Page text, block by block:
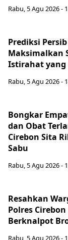
Rabu, 5 Agu 2026 -
Prediksi
Maksimalkan
Istirahat yang
Rabu, 5 Agu 2026 -
Bongkar
dan Obat
Cirebon Sita
Sabu
Rabu, 5 Agu 2026 -
Resahkan
Polres
Berknalpot
Rabu, 5 Agu 2026 -